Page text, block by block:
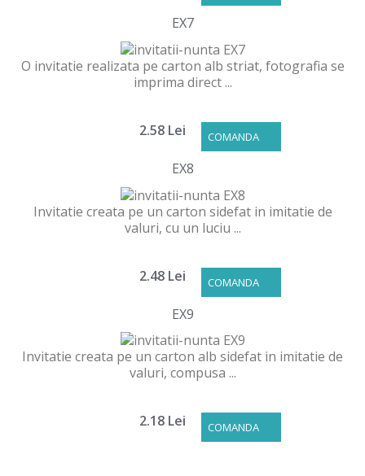
EX7
O invitatie realizata pe carton alb striat, fotografia se
imprima direct ...
COMANDA
2.58 Lei
EX8
Invitatie creata pe un carton sidefat in imitatie de
valuri, cu un luciu ...
COMANDA
2.48 Lei
EX9
Invitatie creata pe un carton alb sidefat in imitatie de
valuri, compusa ...
COMANDA
2.18 Lei